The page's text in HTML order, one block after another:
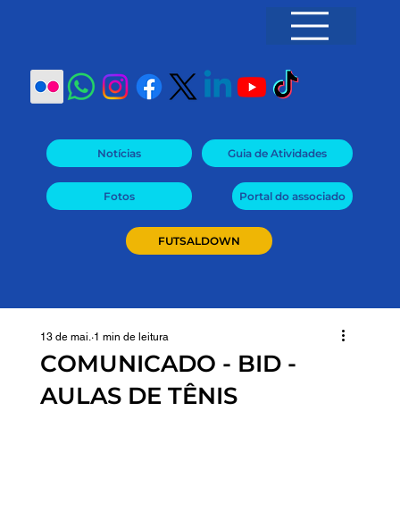
Notícias
Fotos Portal do associado
COMUNICADO - BID -
AULAS DE TÊNIS
13 de mai. 1 min de leitura